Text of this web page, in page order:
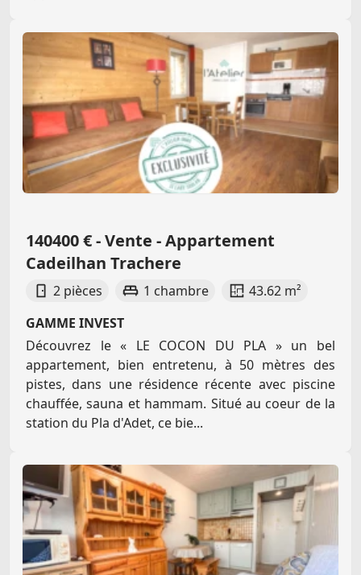
140400 € - Vente - Appartement
Cadeilhan Trachere
2 pièces 1 chambre
43.62 m²
GAMME INVEST
Découvrez le « LE COCON DU PLA » un bel
appartement, bien entretenu, à 50 mètres des
pistes, dans une résidence récente avec piscine
chauffée, sauna et hammam. Situé au coeur de la
station du Pla d'Adet, ce bie...